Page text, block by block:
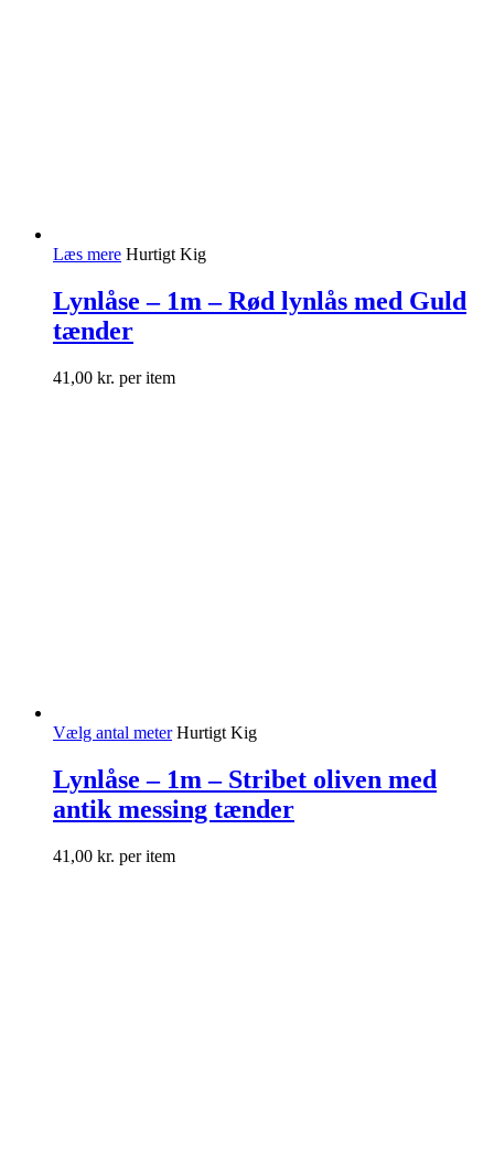
Læs mere Hurtigt Kig
Lynlåse – 1m – Rød lynlås med Guld
tænder
41,00 kr. per item
Vælg antal meter Hurtigt Kig
Lynlåse – 1m – Stribet oliven med
antik messing tænder
41,00 kr. per item